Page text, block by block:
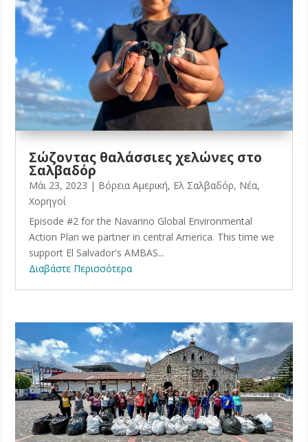
Σώζοντας θαλάσσιες χελώνες στο
Σαλβαδόρ
Μάι 23, 2023 | Βόρεια Αμερική, Ελ Σαλβαδόρ, Νέα,
Χορηγοί
Episode #2 for the Navarino Global Environmental
Action Plan we partner in central America. This time we
support El Salvador's AMBAS...
Διαβάστε Περισσότερα